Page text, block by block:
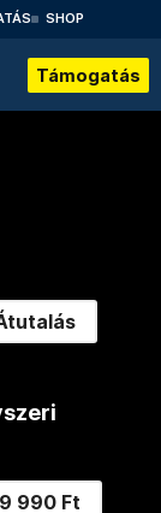
SHOP
Támogatás
990 Ft